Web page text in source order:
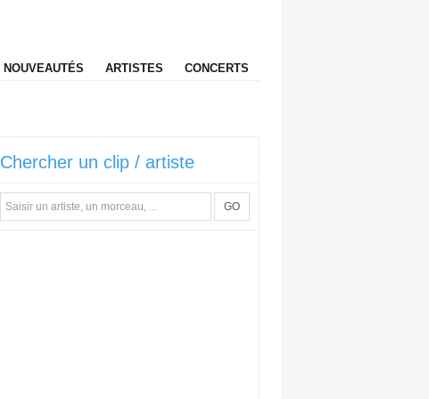
NOUVEAUTÉS ARTISTES CONCERTS
Chercher un clip / artiste
GO